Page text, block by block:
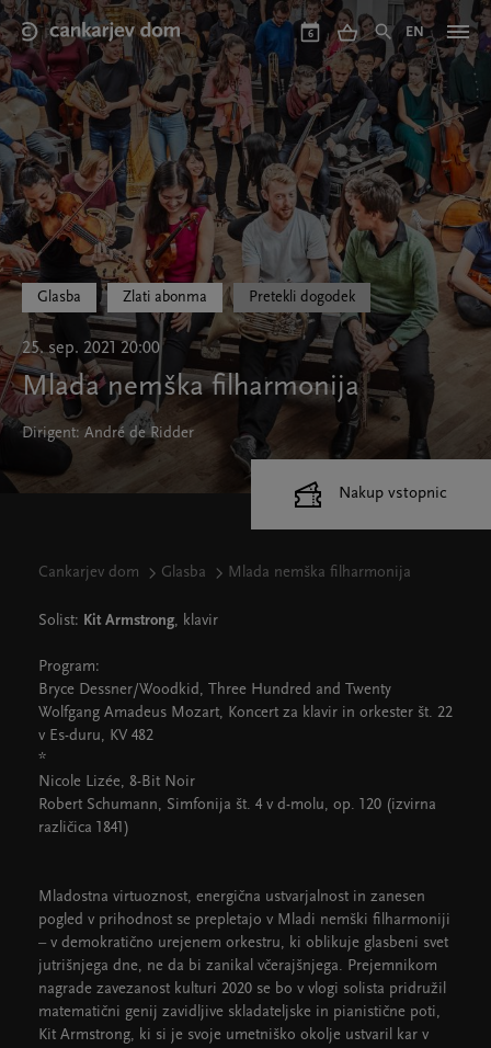
Skip
to
main
content
6 EN
Glasba Zlati abonma Pretekli dogodek
25. sep. 2021 20:00
Mlada nemška filharmonija
Dirigent: André de Ridder
Cankarjev dom Glasba Mlada nemška filharmonija
Solist: Kit Armstrong, klavir
Program:
Bryce Dessner/Woodkid, Three Hundred and Twenty
Wolfgang Amadeus Mozart, Koncert za klavir in orkester št. 22
v Es-duru, KV 482
*
Nicole Lizée, 8-Bit Noir
Robert Schumann, Simfonija št. 4 v d-molu, op. 120 (izvirna
različica 1841)
Mladostna virtuoznost, energična ustvarjalnost in zanesen
pogled v prihodnost se prepletajo v Mladi nemški filharmoniji
– v demokratično urejenem orkestru, ki oblikuje glasbeni svet
jutrišnjega dne, ne da bi zanikal včerajšnjega. Prejemnikom
nagrade zavezanost kulturi 2020 se bo v vlogi solista pridružil
matematični genij zavidljive skladateljske in pianistične poti,
Kit Armstrong, ki si je svoje umetniško okolje ustvaril kar v
Nakup vstopnic